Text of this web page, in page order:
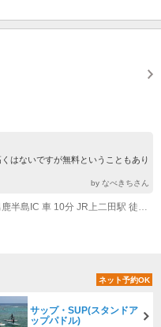
はないですが無料ということもあり
by なべきちさん
(1)秋田市内 車 30分 秋田自動車道秋田男鹿半島IC 車 10分 JR上二田駅 徒歩 15分
ネット予約OK
サップ・SUP(スタンドア
ップパドル)